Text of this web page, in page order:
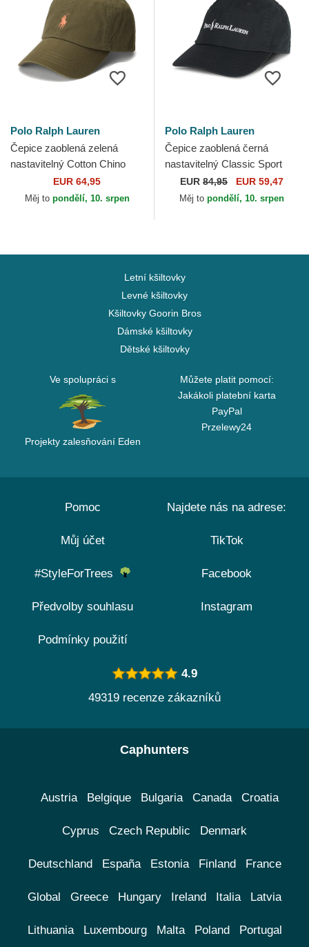
Polo Ralph Lauren
Čepice zaoblená zelená
nastavitelný Cotton Chino
Classic Sport Polo Ralph
Lauren
EUR 64,95
Měj to pondělí, 10. srpen
Polo Ralph Lauren
Čepice zaoblená černá
nastavitelný Classic Sport
Polo Ralph Lauren
EUR 84,95 EUR 59,47
Měj to pondělí, 10. srpen
Letní kšiltovky
Levné kšiltovky
Kšiltovky Goorin Bros
Dámské kšiltovky
Dětské kšiltovky
Ve spolupráci s
Projekty zalesňování Eden
Můžete platit pomocí:
Jakákoli platební karta
PayPal
Przelewy24
Pomoc
Můj účet
#StyleForTrees
Předvolby souhlasu
Podmínky použití
Najdete nás na adrese:
TikTok
Facebook
Instagram
4.9
49319 recenze zákazníků
Caphunters
Austria Belgique Bulgaria Canada Croatia
Cyprus Czech Republic Denmark
Deutschland España Estonia Finland France
Global Greece Hungary Ireland Italia Latvia
Lithuania Luxembourg Malta Poland Portugal